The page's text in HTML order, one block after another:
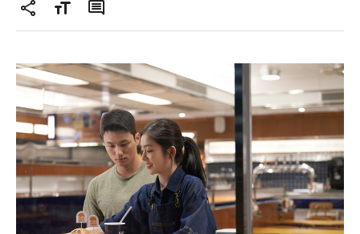
공
유
기
글
자
기
변
경
댓
글